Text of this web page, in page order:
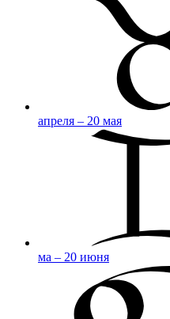
апреля – 20 мая
ма – 20 июня